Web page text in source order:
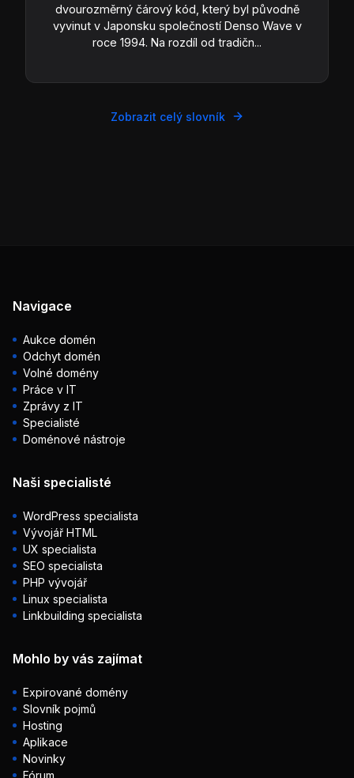
dvourozměrný čárový kód, který byl původně
vyvinut v Japonsku společností Denso Wave v
roce 1994. Na rozdíl od tradičn...
Zobrazit celý slovník
Navigace
Aukce domén
Odchyt domén
Volné domény
Práce v IT
Zprávy z IT
Specialisté
Doménové nástroje
Naši specialisté
WordPress specialista
Vývojář HTML
UX specialista
SEO specialista
PHP vývojář
Linux specialista
Linkbuilding specialista
Mohlo by vás zajímat
Expirované domény
Slovník pojmů
Hosting
Aplikace
Novinky
Fórum